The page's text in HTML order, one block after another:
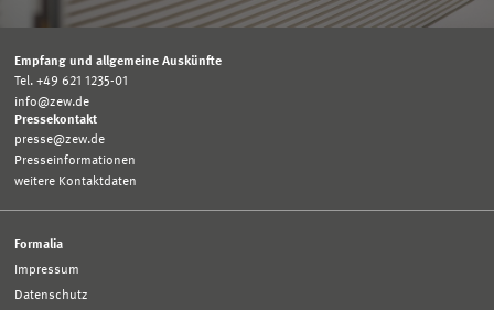
Empfang und allgemeine Auskünfte
Tel. +49 621 1235-01
info@zew.de
Pressekontakt
presse@zew.de
Presseinformationen
weitere Kontaktdaten
Formalia
Impressum
Datenschutz